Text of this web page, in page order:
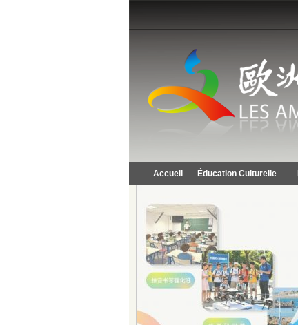
Accueil Éducation Culturelle